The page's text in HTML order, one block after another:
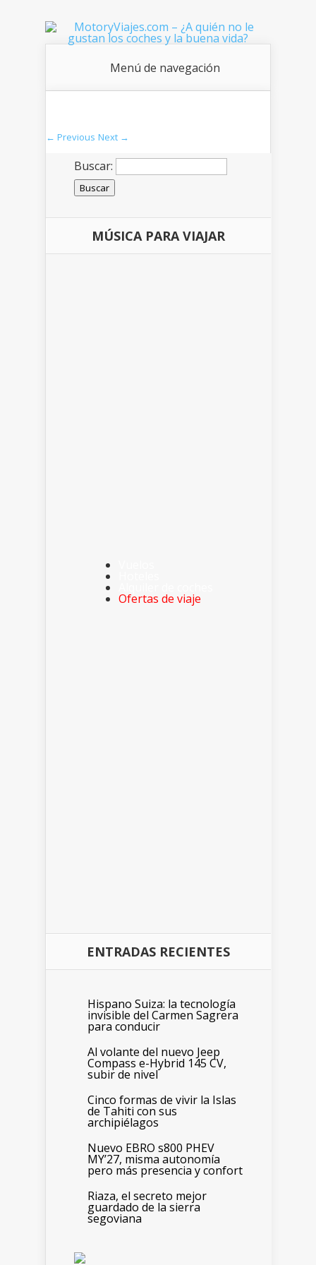
Menú de navegación
← Previous Next →
Buscar:
MÚSICA PARA VIAJAR
Ofertas de viaje
ENTRADAS RECIENTES
Hispano Suiza: la tecnología
invisible del Carmen Sagrera
para conducir
Al volante del nuevo Jeep
Compass e-Hybrid 145 CV,
subir de nivel
Cinco formas de vivir la Islas
de Tahiti con sus
archipiélagos
Nuevo EBRO s800 PHEV
MY’27, misma autonomía
pero más presencia y confort
Riaza, el secreto mejor
guardado de la sierra
segoviana